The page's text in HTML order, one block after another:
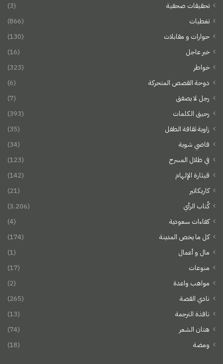
تحقيقات صحفية
(3)
تغطيات
(866)
حوارات و مقابلات
(130)
خبر عاجل
(16)
خواطر
(323)
دوحة القصص المتحركة
(6)
رجل لا يصفق
(7)
رحيق الكلمات
(393)
زاوية ثقافة الطفل
(35)
فاضي شوية
(34)
في ظلال المسرح
(123)
قيثارة الإلهام
(142)
كاريكاتير
(21)
كُتاب الرأي
(3٬206)
كفاءات سعودية
(4)
كل ما يخص المدينة
(174)
مال و أعمال
(1)
منوعات
(17)
مواهب واعدة
(2)
نادي القصة
(265)
نافذة الترجمة
(13)
هتان الشعر
(74)
ومضة
(18)